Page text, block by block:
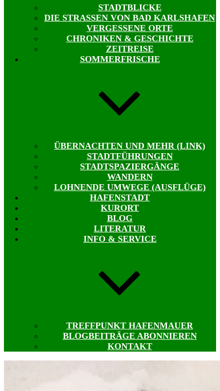
STADTBLICKE
DIE STRASSEN VON BAD KARLSHAFEN
VERGESSENE ORTE
CHRONIKEN & GESCHICHTE
ZEITREISE
SOMMERFRISCHE
ÜBERNACHTEN UND MEHR (LINK)
STADTFÜHRUNGEN
STADTSPAZIERGÄNGE
WANDERN
LOHNENDE UMWEGE (AUSFLÜGE)
HAFENSTADT
KURORT
BLOG
LITERATUR
INFO & SERVICE
TREFFPUNKT HAFENMAUER
BLOGBEITRÄGE ABONNIEREN
KONTAKT